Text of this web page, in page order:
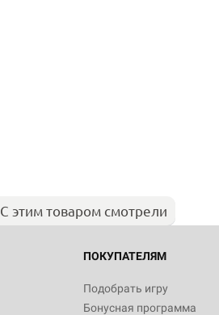
С этим товаром смотрели
ПОКУПАТЕЛЯМ
Подобрать игру
Бонусная программа